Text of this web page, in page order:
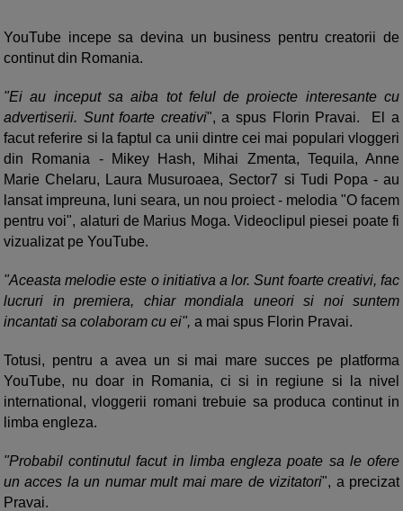
YouTube incepe sa devina un business pentru creatorii de
continut din Romania.
"Ei au inceput sa aiba tot felul de proiecte interesante cu
advertiserii. Sunt foarte creativi", a spus Florin Pravai. El a
facut referire si la faptul ca unii dintre cei mai populari vloggeri
din Romania - Mikey Hash, Mihai Zmenta, Tequila, Anne
Marie Chelaru, Laura Musuroaea, Sector7 si Tudi Popa - au
lansat impreuna, luni seara, un nou proiect - melodia "O facem
pentru voi", alaturi de Marius Moga. Videoclipul piesei poate fi
vizualizat pe YouTube.
"Aceasta melodie este o initiativa a lor. Sunt foarte creativi, fac
lucruri in premiera, chiar mondiala uneori si noi suntem
incantati sa colaboram cu ei", a mai spus Florin Pravai.
Totusi, pentru a avea un si mai mare succes pe platforma
YouTube, nu doar in Romania, ci si in regiune si la nivel
international, vloggerii romani trebuie sa produca continut in
limba engleza.
"Probabil continutul facut in limba engleza poate sa le ofere
un acces la un numar mult mai mare de vizitatori", a precizat
Pravai.